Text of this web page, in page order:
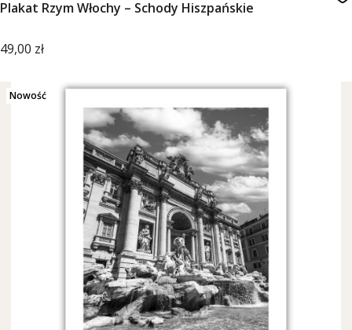
Plakat Rzym Włochy – Schody Hiszpańskie
Cena
49,00 zł
Nowość